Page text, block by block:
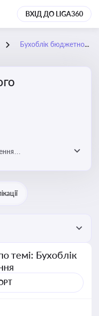
ВХІД ДО LIGA360
Бухоблік бюджетного фінансування
темі: Бухоблік